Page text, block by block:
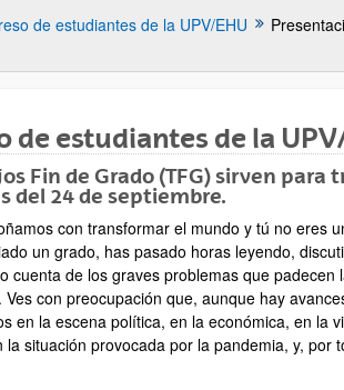
de estudiantes de la UPV/EHU
de estudiantes de la
Fin de Grado (TFG) sirven
del 24 de septiembre.
con transformar el mundo y tú no eres
un grado, has pasado horas leyendo,
cuenta de los graves problemas que padecen
con preocupación que, aunque hay
en la escena política, en la económica, en la
la situación provocada por la pandemia, y, por